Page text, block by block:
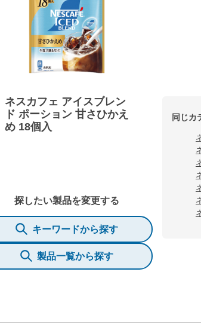
ネスカフェ アイスブレン
ド ポーション 甘さひかえ
め 18個入
探したい製品を変更する
キーワードから探す
製品一覧から探す
同じカ